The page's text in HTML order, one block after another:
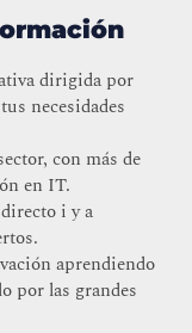
dirigida por
necesidades
con más de
en IT.
i y a
aprendiendo
por las grandes